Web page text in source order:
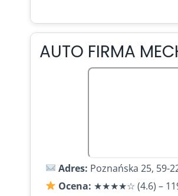
AUTO FIRMA
Adres: Poznańska 25, 59-
Ocena: ★★★★☆ (4.6) –